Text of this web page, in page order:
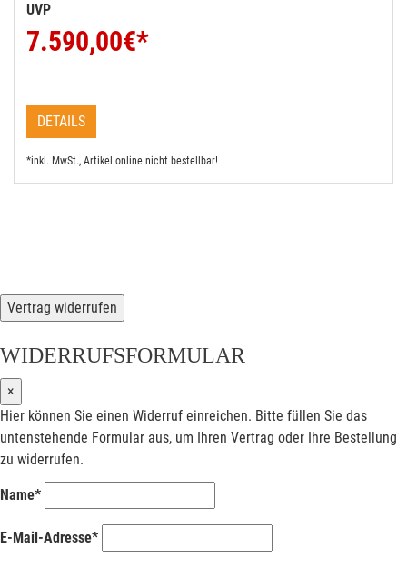
UVP
7.590,00€*
DETAILS
*inkl. MwSt., Artikel online nicht bestellbar!
Vertrag widerrufen
WIDERRUFSFORMULAR
×
Hier können Sie einen Widerruf einreichen. Bitte füllen Sie das
untenstehende Formular aus, um Ihren Vertrag oder Ihre Bestellung
zu widerrufen.
Name*
E-Mail-Adresse*